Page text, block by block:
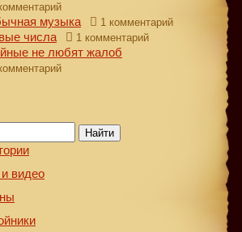
музыка 1 комментарий
числа 1 комментарий
не любят жалоб
Найти
видео